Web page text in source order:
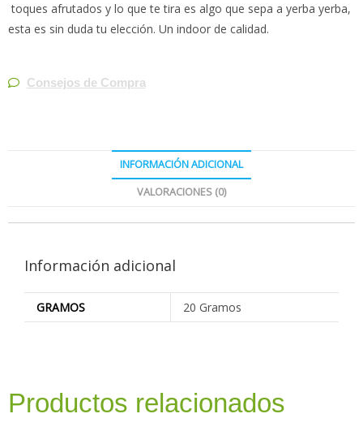
toques afrutados y lo que te tira es algo que sepa a yerba yerba,
esta es sin duda tu elección. Un indoor de calidad.
Consejos de Compra
INFORMACIÓN ADICIONAL
VALORACIONES (0)
Información adicional
GRAMOS 20 Gramos
Productos relacionados